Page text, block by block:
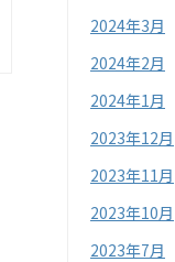
2024年3月
2024年2月
2024年1月
2023年12月
2023年11月
2023年10月
2023年7月